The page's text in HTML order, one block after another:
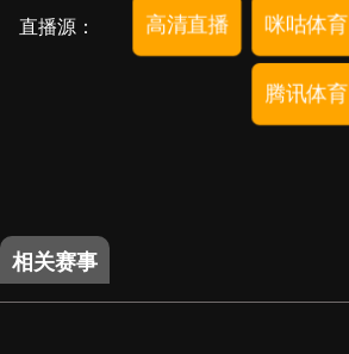
直播源： 高清直播 咪咕体育
腾讯体育
相关赛事